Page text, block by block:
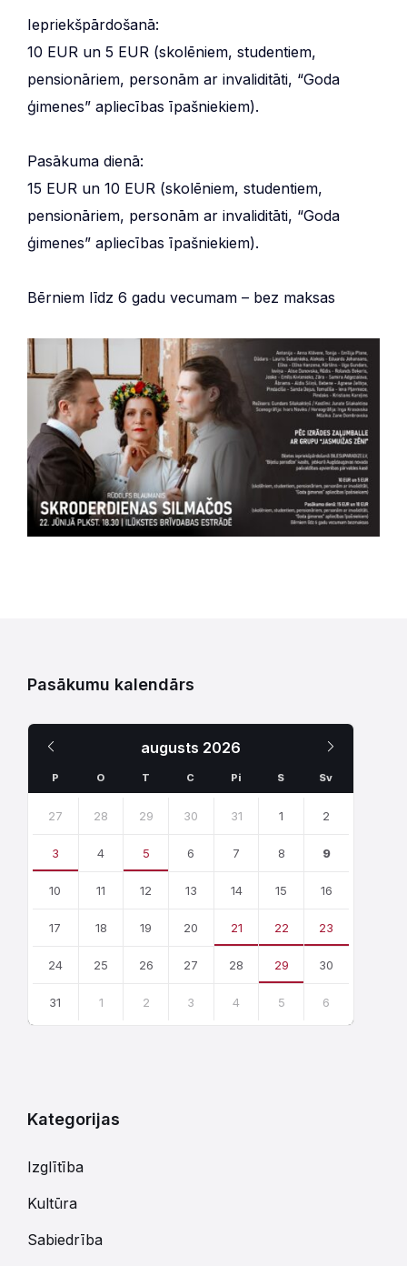
Iepriekšpārdošanā:
10 EUR un 5 EUR (skolēniem, studentiem,
pensionāriem, personām ar invaliditāti, “Goda
ģimenes” apliecības īpašniekiem).
Pasākuma dienā:
15 EUR un 10 EUR (skolēniem, studentiem,
pensionāriem, personām ar invaliditāti, “Goda
ģimenes” apliecības īpašniekiem).
Bērniem līdz 6 gadu vecumam – bez maksas
Pasākumu kalendārs
augusts 2026
Mēnesis
P O T C Pi S Sv
calendar
27 28 29 30 31 1 2
3 4 5 6 7 8 9
10 11 12 13 14 15 16
17 18 19 20 21 22 23
24 25 26 27 28 29 30
31 1 2 3 4 5 6
Kategorijas
Izglītība
Kultūra
Sabiedrība